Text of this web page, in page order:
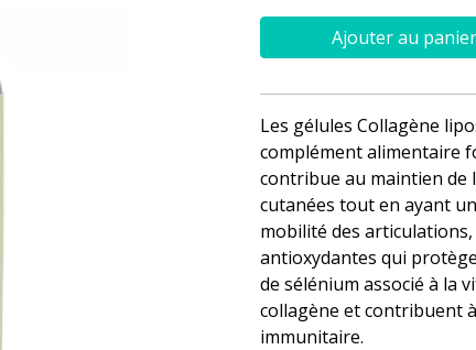
Ajouter au panier
Les gélules Collagène
complément alimentaire
contribue au maintien de
cutanées tout en ayant
mobilité des articulations,
antioxydantes qui
de sélénium associé à la
collagène et contribuent
immunitaire.